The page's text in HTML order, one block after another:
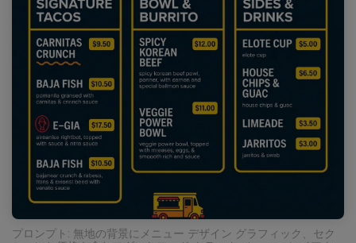
プロンプト: 無地の背景にメニュー デザイン グラフィック、セク